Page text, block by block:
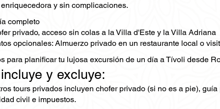
y sin complicaciones.
completo
privado, acceso sin colas a la Villa d'Este y la Villa Adriana
opcionales: Almuerzo privado en un restaurante local o
para planificar tu lujosa excursión de un día a Tívoli desde
y excluye:
tours privados incluyen chofer privado (si no es a pie),
civil e impuestos.